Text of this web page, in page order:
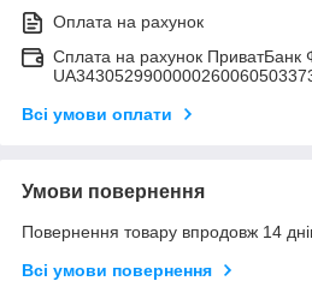
Оплата на рахунок
Сплата на рахунок
Всі умови оплати
Умови повернення
Повернення товару впродовж 14
Всі умови повернення